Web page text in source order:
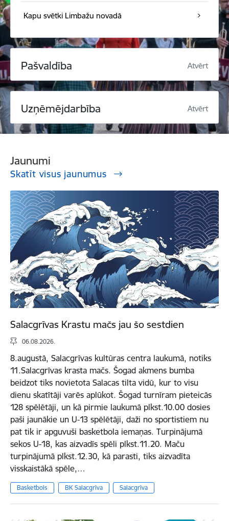
Kapu svētki Limbažu novadā
Pašvaldība Atvērt
Uzņēmējdarbība Atvērt
Jaunumi
Skatīt visus jaunumus
Salacgrīvas Krastu mačs jau šo sestdien
06.08.2026.
8.augustā, Salacgrīvas kultūras centra laukumā, notiks
11.Salacgrīvas krasta mačs. Šogad akmens bumba
beidzot tiks novietota Salacas tilta vidū, kur to visu
dienu skatītāji varēs aplūkot. Šogad turnīram pieteicās
128 spēlētāji, un kā pirmie laukumā plkst.10.00 dosies
paši jaunākie un U-13 spēlētāji, daži no sportistiem nu
pat tik ir apguvuši basketbola iemaņas. Turpinājumā
sekos U-18, kas aizvadīs spēli plkst.11.20. Maču
turpinājumā plkst.12.30, kā parasti, tiks aizvadīta
visskaistākā spēle,…
Basketbols BK Salacgrīva Salacgrīva